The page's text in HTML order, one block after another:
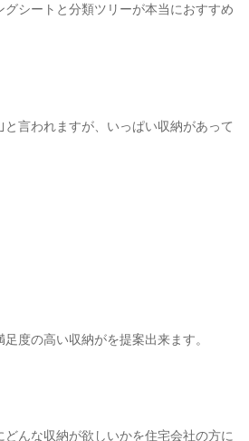
シートと分類ツリーが本当におすすめ
言われますが、いっぱい収納があって
度の高い収納がを提案出来ます。
んな収納が欲しいかを住宅会社の方に